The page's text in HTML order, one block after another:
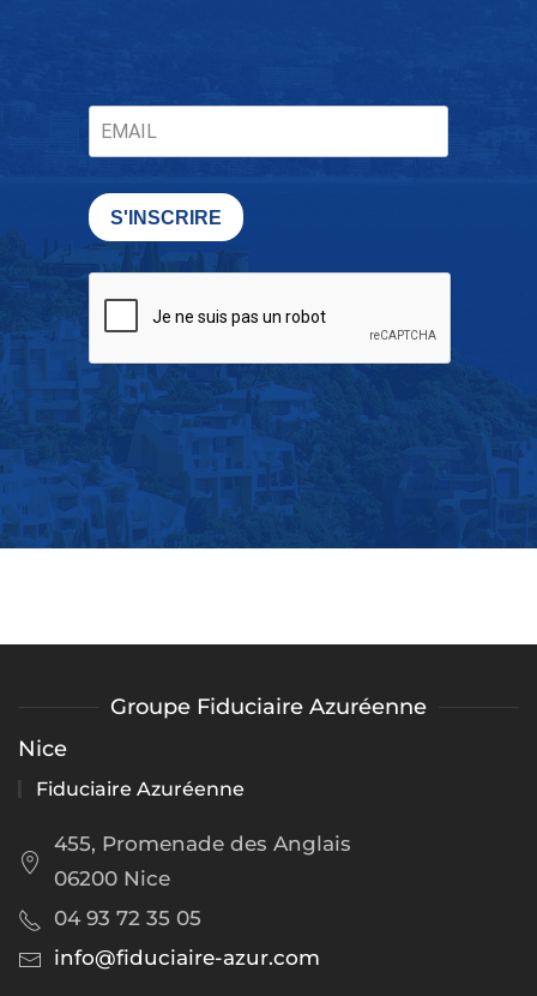
S'INSCRIRE
Groupe Fiduciaire Azuréenne
Nice
Fiduciaire Azuréenne
455, Promenade des Anglais
06200 Nice
04 93 72 35 05
info@fiduciaire-azur.com